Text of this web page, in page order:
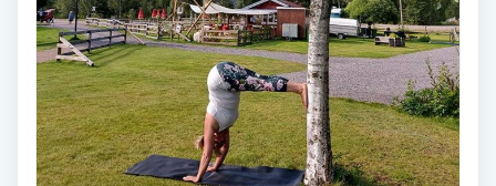
Hårborttagning
Hårbottenbehandling
Hårförlängning